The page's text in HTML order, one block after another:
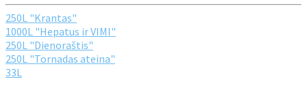
250L "Krantas"
1000L "Hepatus ir VIMI"
250L "Dienoraštis"
250L "Tornadas ateina"
33L